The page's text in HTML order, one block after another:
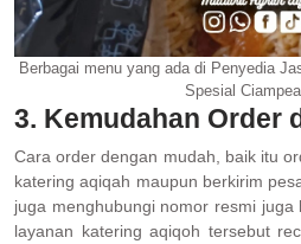
Berbagai menu yang ada di Penyedia
Spesial
3. Kemudahan Order
Cara order dengan mudah, baik itu
katering aqiqah maupun berkirim
juga menghubungi nomor resmi
layanan katering aqiqoh tersebut